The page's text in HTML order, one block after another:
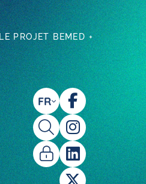
LE PROJET BEMED +
FR